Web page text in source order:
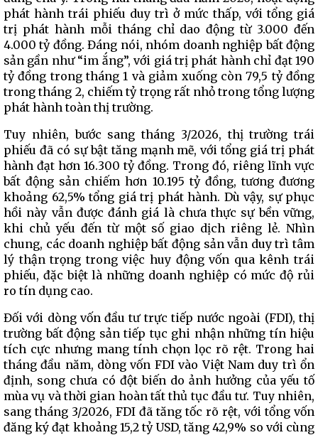
phát hành trái phiếu duy trì ở mức thấp, với tổng giá
trị phát hành mỗi tháng chỉ dao động từ 3.000 đến
4.000 tỷ đồng. Đáng nói, nhóm doanh nghiệp bất động
sản gần như “im ắng”, với giá trị phát hành chỉ đạt 190
tỷ đồng trong tháng 1 và giảm xuống còn 79,5 tỷ đồng
trong tháng 2, chiếm tỷ trọng rất nhỏ trong tổng lượng
phát hành toàn thị trường.
Tuy nhiên, bước sang tháng 3/2026, thị trường trái
phiếu đã có sự bật tăng mạnh mẽ, với tổng giá trị phát
hành đạt hơn 16.300 tỷ đồng. Trong đó, riêng lĩnh vực
bất động sản chiếm hơn 10.195 tỷ đồng, tương đương
khoảng 62,5% tổng giá trị phát hành. Dù vậy, sự phục
hồi này vẫn được đánh giá là chưa thực sự bền vững,
khi chủ yếu đến từ một số giao dịch riêng lẻ. Nhìn
chung, các doanh nghiệp bất động sản vẫn duy trì tâm
lý thận trọng trong việc huy động vốn qua kênh trái
phiếu, đặc biệt là những doanh nghiệp có mức độ rủi
ro tín dụng cao.
Đối với dòng vốn đầu tư trực tiếp nước ngoài (FDI), thị
trường bất động sản tiếp tục ghi nhận những tín hiệu
tích cực nhưng mang tính chọn lọc rõ rệt. Trong hai
tháng đầu năm, dòng vốn FDI vào Việt Nam duy trì ổn
định, song chưa có đột biến do ảnh hưởng của yếu tố
mùa vụ và thời gian hoàn tất thủ tục đầu tư. Tuy nhiên,
sang tháng 3/2026, FDI đã tăng tốc rõ rệt, với tổng vốn
đăng ký đạt khoảng 15,2 tỷ USD, tăng 42,9% so với cùng